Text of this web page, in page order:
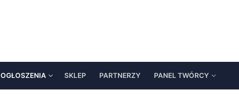
OGŁOSZENIA SKLEP PARTNERZY PANEL TWÓRCY